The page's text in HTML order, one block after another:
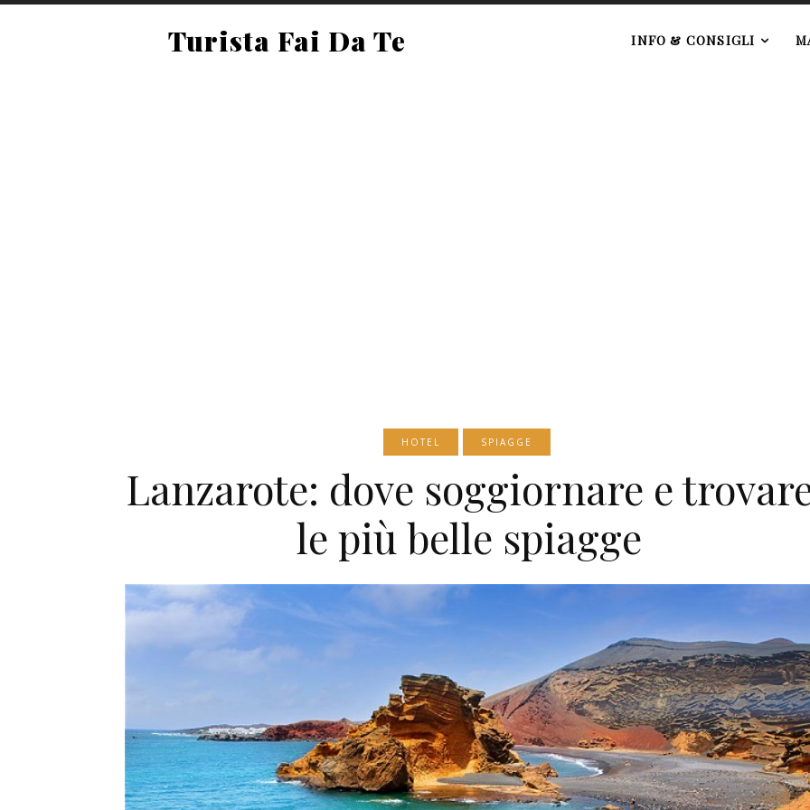
Turista Fai Da Te INFO & CONSIGLI
HOTEL SPIAGGE
Lanzarote: dove soggiornare e
le più belle spiagge